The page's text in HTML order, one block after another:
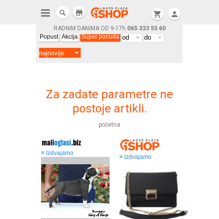
RADNIM DANIMA OD 9-17h 065 333 55 60
shopping_cart person
store
Popust Akcija Super ponuda
Za zadate parametre ne
postoje artikli.
početna